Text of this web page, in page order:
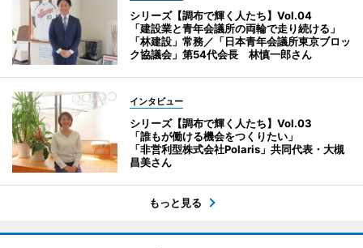
シリーズ【調布で輝く人たち】Vol.04
「建設業と青年会議所の両輪で走り続ける」
「林建設」常務／「日本青年会議所東京ブロッ
ク協議会」第54代会長 林慎一郎さん
インタビュー
シリーズ【調布で輝く人たち】Vol.03
「誰もが働ける機会をつくりたい」
「非営利型株式会社Polaris」共同代表・大槻
昌美さん
もっと見る